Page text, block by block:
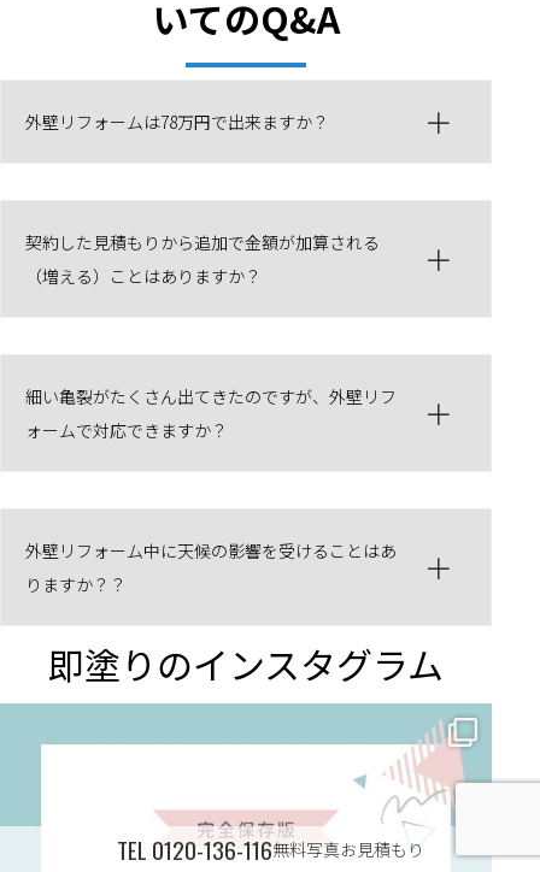
いてのQ&A
外壁リフォームは78万円で出来ますか？
契約した見積もりから追加で金額が加算される
（増える）ことはありますか？
細い亀裂がたくさん出てきたのですが、外壁リフ
ォームで対応できますか？
外壁リフォーム中に天候の影響を受けることはあ
りますか？？
即塗りのインスタグラム
✨ 賢いお金の使い方！外壁塗装でコストダウンする方法 🏠
TEL 0120-136-116無料写真お見積もり